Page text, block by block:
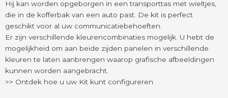
Hij kan worden opgeborgen in een transporttas met wieltjes,
die in de kofferbak van een auto past. De kit is perfect
geschikt voor al uw communicatiebehoeften.
Er zijn verschillende kleurencombinaties mogelijk. U hebt de
mogelijkheid om aan beide zijden panelen in verschillende
kleuren te laten aanbrengen waarop grafische afbeeldingen
kunnen worden aangebracht.
>> Ontdek hoe u uw Kit kunt configureren